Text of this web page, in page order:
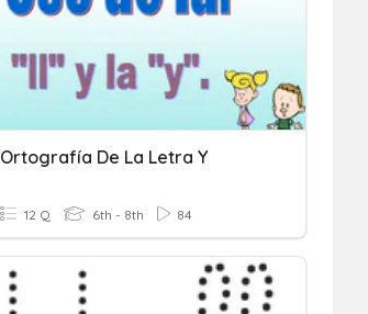
Ortografía De La Letra Y
12 Q 6th - 8th 84